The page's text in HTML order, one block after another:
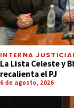
INTERNA
La Lista Celeste y
recalienta el PJ
6 de agosto, 2026